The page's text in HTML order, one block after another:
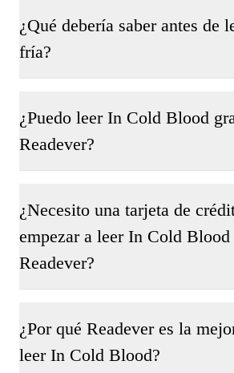
¿Qué debería saber antes de
fría?
¿Puedo leer In Cold Blood
Readever?
¿Necesito una tarjeta de
empezar a leer In Cold Blood
Readever?
¿Por qué Readever es la
leer In Cold Blood?